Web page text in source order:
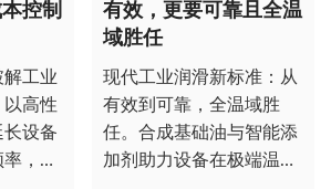
控制
工业
高性
设备
，助
有效，更要可靠且全温
域胜任
现代工业润滑新标准：从
有效到可靠，全温域胜
任。合成基础油与智能添
加剂助力设备在极端温度